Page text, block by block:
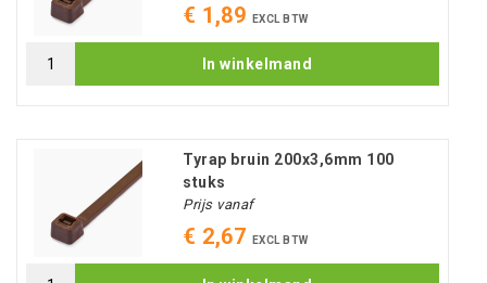
€ 1,89 EXCL BTW
In winkelmand
Tyrap bruin 200x3,6mm 100
stuks
Prijs vanaf
€ 2,67 EXCL BTW